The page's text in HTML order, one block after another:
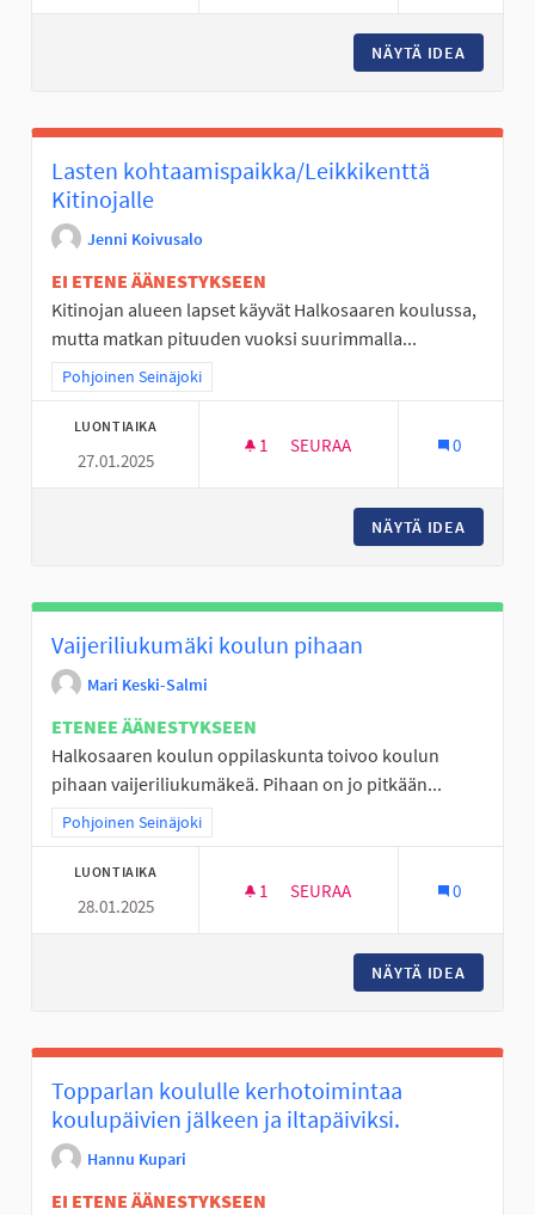
NÄYTÄ IDEA
Lasten kohtaamispaikka/Leikkikenttä
Kitinojalle
Jenni Koivusalo
EI ETENE ÄÄNESTYKSEEN
Kitinojan alueen lapset käyvät Halkosaaren koulussa,
mutta matkan pituuden vuoksi suurimmalla...
Rajaa tulokset teeman mukaan: Pohjoinen Seinäjoki
Pohjoinen Seinäjoki
LUONTIAIKA
27.01.2025
1 1 SEURAAJA
SEURAA 0
NÄYTÄ IDEA
Vaijeriliukumäki koulun pihaan
Mari Keski-Salmi
ETENEE ÄÄNESTYKSEEN
Halkosaaren koulun oppilaskunta toivoo koulun
pihaan vaijeriliukumäkeä. Pihaan on jo pitkään...
Rajaa tulokset teeman mukaan: Pohjoinen Seinäjoki
Pohjoinen Seinäjoki
LUONTIAIKA
28.01.2025
1 1 SEURAAJA
SEURAA 0
NÄYTÄ IDEA
Topparlan koululle kerhotoimintaa
koulupäivien jälkeen ja iltapäiviksi.
Hannu Kupari
EI ETENE ÄÄNESTYKSEEN